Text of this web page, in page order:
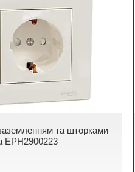
та шторками
EPH2900223